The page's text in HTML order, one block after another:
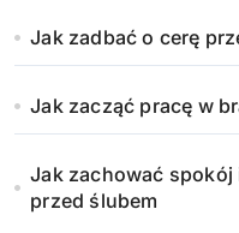
Jak zadbać o cerę
Jak zacząć pracę w
Jak zachować
przed ślubem